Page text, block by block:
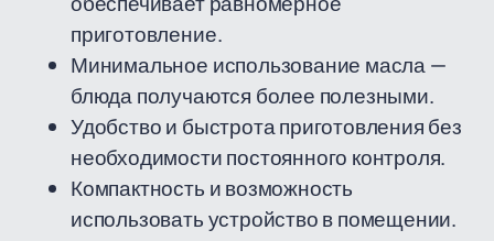
приготовление.
Минимальное использование масла —
блюда получаются более полезными.
Удобство и быстрота приготовления без
необходимости постоянного контроля.
Компактность и возможность
использовать устройство в помещении.